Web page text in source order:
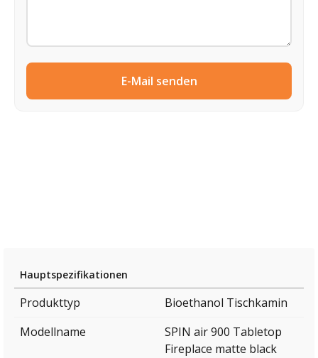
E-Mail senden
Hauptspezifikationen
Produkttyp
Bioethanol Tischkamin
Modellname
SPIN air 900 Tabletop
Fireplace matte black